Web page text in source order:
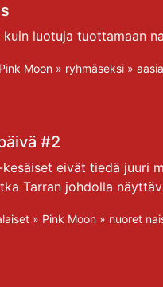
luotuja tuottamaan
Pink Moon » ryhmäseksi »
#2
eivät tiedä juuri
Tarran johdolla
» Pink Moon » nuoret